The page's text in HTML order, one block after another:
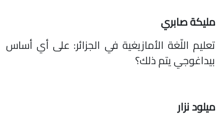
مليكة صابري
تعليم اللّغة الأمازيغية في الجزائر: على أي أساس
بيداغوجي يتم ذلك؟
ميلود نزار